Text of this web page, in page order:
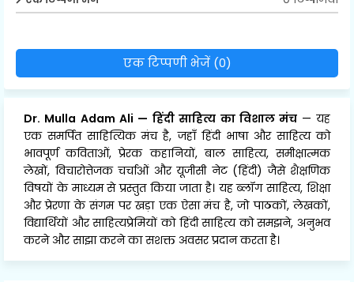
एक टिप्पणी भेजें (0)
Dr. Mulla Adam Ali — हिंदी साहित्य का विशाल मंच — यह
एक समर्पित साहित्यिक मंच है, जहाँ हिंदी भाषा और साहित्य को
भावपूर्ण कविताओं, प्रेरक कहानियों, बाल साहित्य, समीक्षात्मक
लेखों, विचारोत्तेजक चर्चाओं और यूजीसी नेट (हिंदी) जैसे शैक्षणिक
विषयों के माध्यम से प्रस्तुत किया जाता है। यह ब्लॉग साहित्य, शिक्षा
और प्रेरणा के संगम पर खड़ा एक ऐसा मंच है, जो पाठकों, लेखकों,
विद्यार्थियों और साहित्यप्रेमियों को हिंदी साहित्य को समझने, अनुभव
करने और साझा करने का सशक्त अवसर प्रदान करता है।